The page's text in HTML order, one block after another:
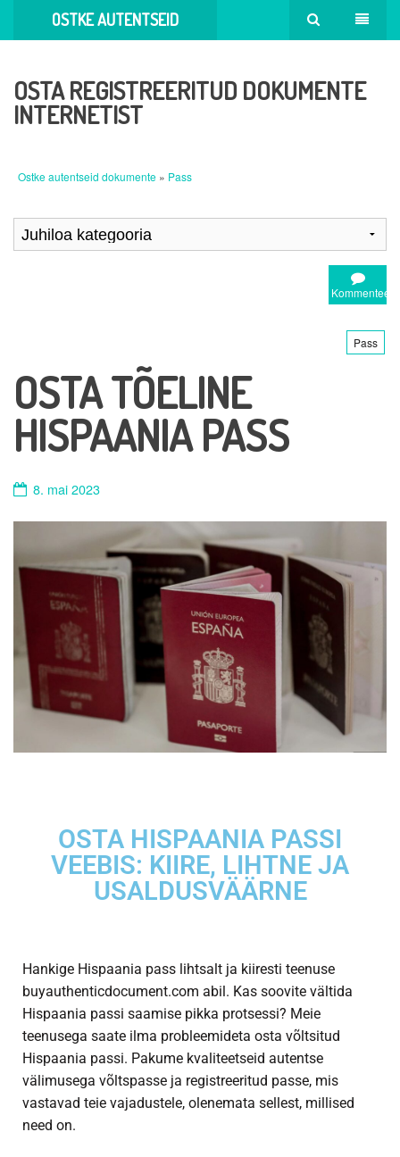
OSTKE AUTENTSEID
OSTA REGISTREERITUD DOKUMENTE
INTERNETIST
Ostke autentseid dokumente » Pass
Kommenteeri
Pass
OSTA TÕELINE
HISPAANIA PASS
8. mai 2023
OSTA HISPAANIA PASSI
VEEBIS: KIIRE, LIHTNE JA
USALDUSVÄÄRNE
Hankige Hispaania pass lihtsalt ja kiiresti teenuse
buyauthenticdocument.com abil. Kas soovite vältida
Hispaania passi saamise pikka protsessi? Meie
teenusega saate ilma probleemideta osta võltsitud
Hispaania passi. Pakume kvaliteetseid autentse
välimusega võltspasse ja registreeritud passe, mis
vastavad teie vajadustele, olenemata sellest, millised
need on.